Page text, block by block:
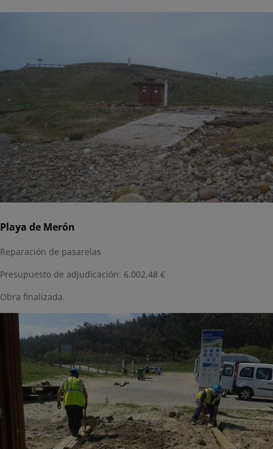
Playa de Merón
Reparación de pasarelas
Presupuesto de adjudicación: 6.002,48 €
Obra finalizada.